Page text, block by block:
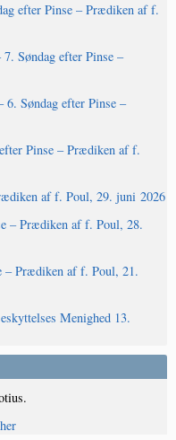
efter Pinse – Prædiken af f.
Søndag efter Pinse –
6. Søndag efter Pinse –
Pinse – Prædiken af f.
af f. Poul, 29. juni 2026
– Prædiken af f. Poul, 28.
– Prædiken af f. Poul, 21.
Menighed 13.